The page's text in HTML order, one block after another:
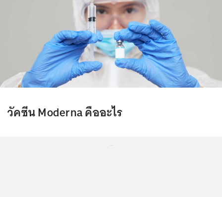
วัคซีน Moderna คืออะไร